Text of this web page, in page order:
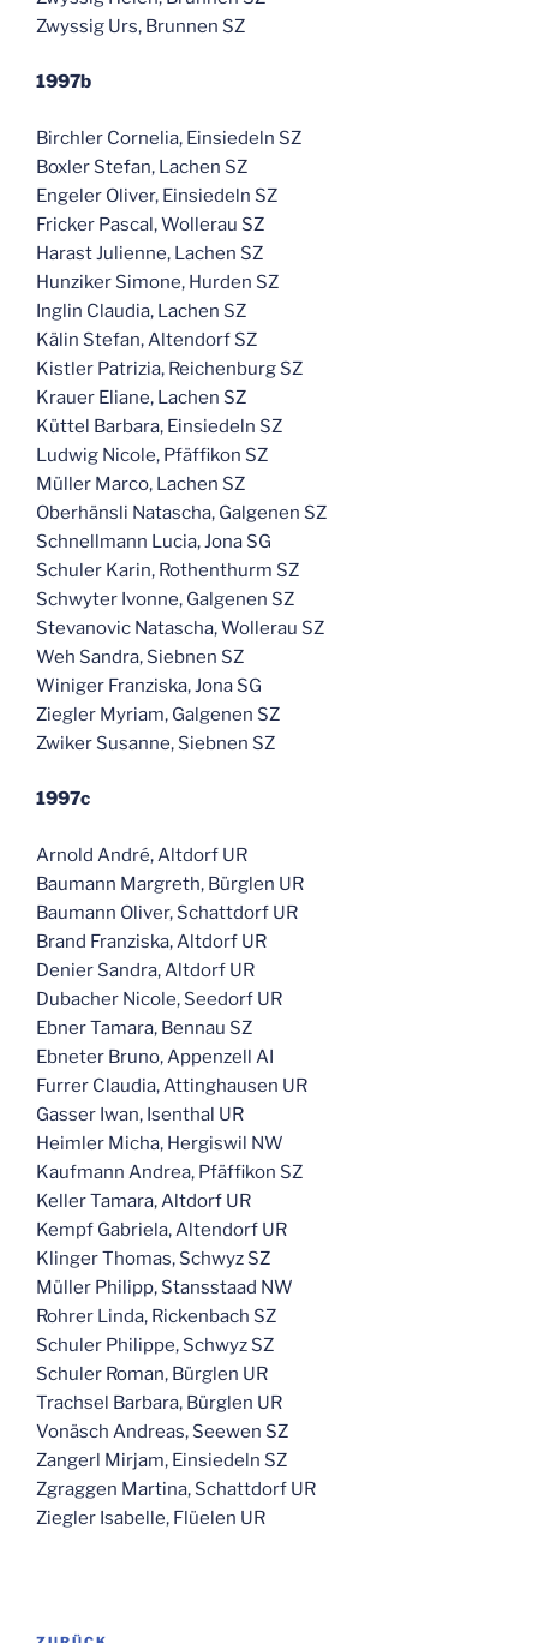
Zwyssig Urs, Brunnen SZ
1997b
Birchler Cornelia, Einsiedeln SZ
Boxler Stefan, Lachen SZ
Engeler Oliver, Einsiedeln SZ
Fricker Pascal, Wollerau SZ
Harast Julienne, Lachen SZ
Hunziker Simone, Hurden SZ
Inglin Claudia, Lachen SZ
Kälin Stefan, Altendorf SZ
Kistler Patrizia, Reichenburg SZ
Krauer Eliane, Lachen SZ
Küttel Barbara, Einsiedeln SZ
Ludwig Nicole, Pfäffikon SZ
Müller Marco, Lachen SZ
Oberhänsli Natascha, Galgenen SZ
Schnellmann Lucia, Jona SG
Schuler Karin, Rothenthurm SZ
Schwyter Ivonne, Galgenen SZ
Stevanovic Natascha, Wollerau SZ
Weh Sandra, Siebnen SZ
Winiger Franziska, Jona SG
Ziegler Myriam, Galgenen SZ
Zwiker Susanne, Siebnen SZ
1997c
Arnold André, Altdorf UR
Baumann Margreth, Bürglen UR
Baumann Oliver, Schattdorf UR
Brand Franziska, Altdorf UR
Denier Sandra, Altdorf UR
Dubacher Nicole, Seedorf UR
Ebner Tamara, Bennau SZ
Ebneter Bruno, Appenzell AI
Furrer Claudia, Attinghausen UR
Gasser Iwan, Isenthal UR
Heimler Micha, Hergiswil NW
Kaufmann Andrea, Pfäffikon SZ
Keller Tamara, Altdorf UR
Kempf Gabriela, Altendorf UR
Klinger Thomas, Schwyz SZ
Müller Philipp, Stansstaad NW
Rohrer Linda, Rickenbach SZ
Schuler Philippe, Schwyz SZ
Schuler Roman, Bürglen UR
Trachsel Barbara, Bürglen UR
Vonäsch Andreas, Seewen SZ
Zangerl Mirjam, Einsiedeln SZ
Zgraggen Martina, Schattdorf UR
Ziegler Isabelle, Flüelen UR
Beitragsnavigation